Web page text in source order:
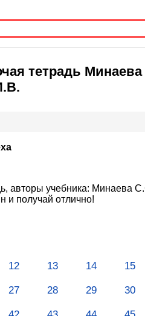
тетрадь
авторы учебника: Минаева
и получай отлично!
12 13 14 15
27 28 29 30